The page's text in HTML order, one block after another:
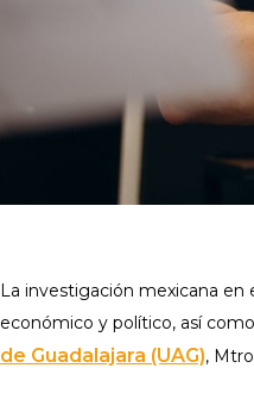
La investigación mexicana
económico y político, así
de Guadalajara (UAG),